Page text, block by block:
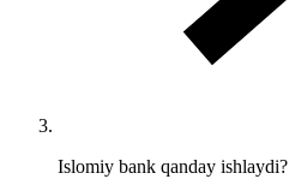
Islomiy bank qanday ishlaydi?